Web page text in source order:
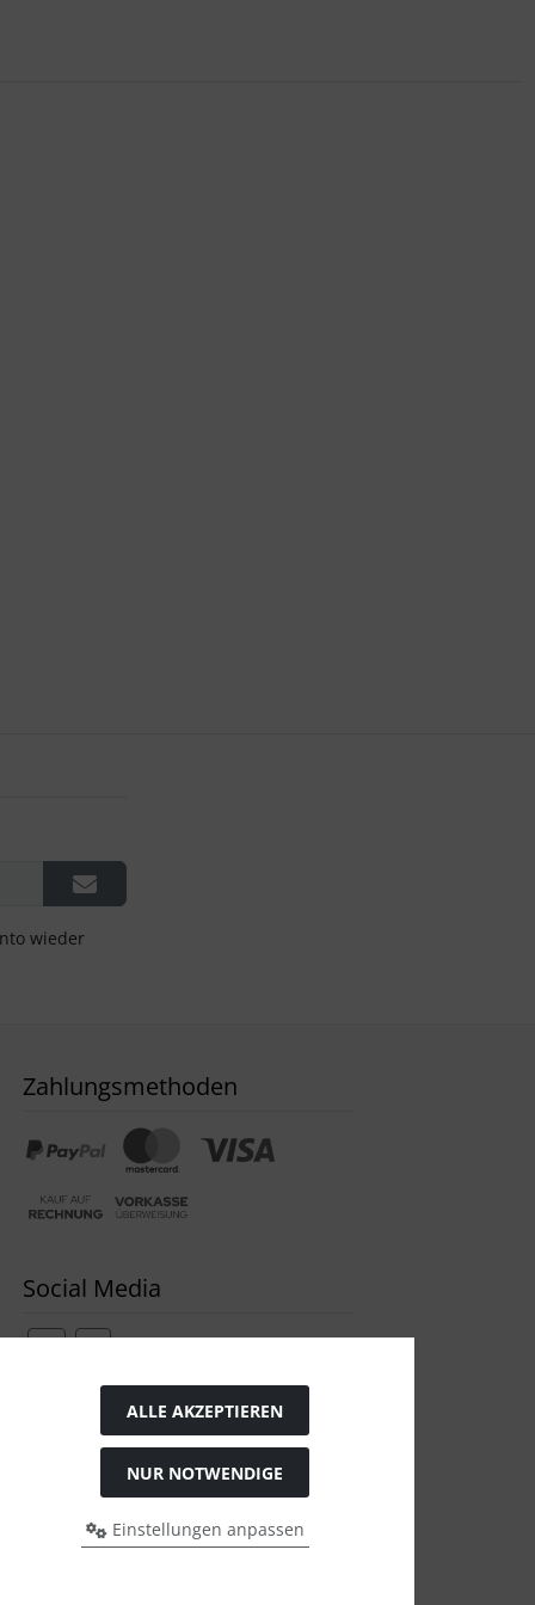
wieder
Zahlungsmethoden
Social Media
Widerrufsformular
ALLE AKZEPTIEREN
NUR NOTWENDIGE
Einstellungen anpassen